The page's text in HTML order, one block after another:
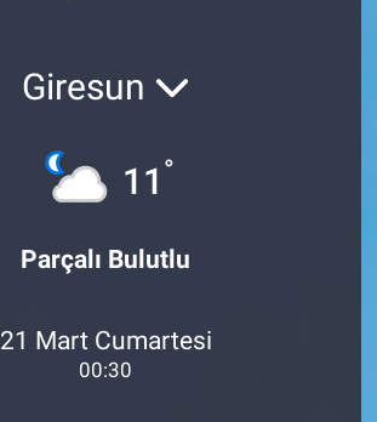
Giresun
11 °
Parçalı Bulutlu
21 Mart Cumartesi
00:30